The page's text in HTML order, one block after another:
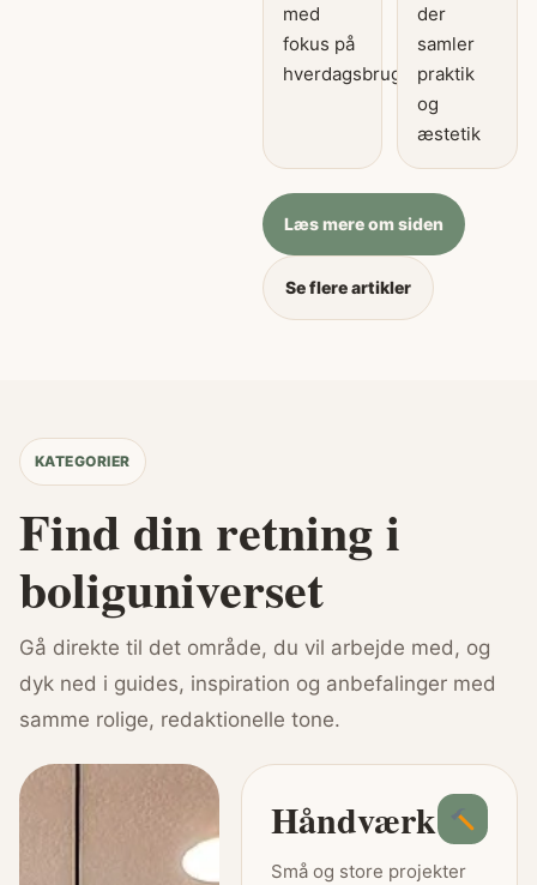
med
fokus på
hverdagsbrug
der
samler
praktik
og
æstetik
Læs mere om siden
Se flere artikler
KATEGORIER
Find din retning i
boliguniverset
Gå direkte til det område, du vil arbejde med, og
dyk ned i guides, inspiration og anbefalinger med
samme rolige, redaktionelle tone.
Håndværk
Små og store projekter